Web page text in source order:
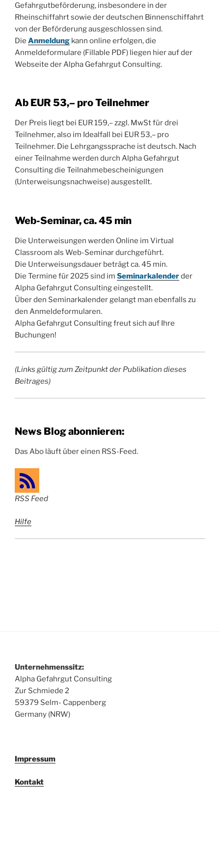
Gefahrgutbeförderung, insbesondere in der
Rheinschiffahrt sowie der deutschen Binnenschiffahrt
von der Beförderung ausgeschlossen sind.
Die Anmeldung kann online erfolgen, die
Anmeldeformulare (Fillable PDF) liegen hier auf der
Webseite der Alpha Gefahrgut Consulting.
Ab EUR 53,– pro Teilnehmer
Der Preis liegt bei EUR 159,– zzgl. MwSt für drei
Teilnehmer, also im Idealfall bei EUR 53,– pro
Teilnehmer. Die Lehrgangssprache ist deutsch. Nach
einer Teilnahme werden durch Alpha Gefahrgut
Consulting die Teilnahmebescheinigungen
(Unterweisungsnachweise) ausgestellt.
Web-Seminar, ca. 45 min
Die Unterweisungen werden Online im Virtual
Classroom als Web-Seminar durchgeführt.
Die Unterweisungsdauer beträgt ca. 45 min.
Die Termine für 2025 sind im Seminarkalenderder
Alpha Gefahrgut Consulting eingestellt.
Über den Seminarkalender gelangt man ebenfalls zu
den Anmeldeformularen.
Alpha Gefahrgut Consulting freut sich auf Ihre
Buchungen!
(Links gültig zum Zeitpunkt der Publikation dieses
Beitrages)
News Blog abonnieren:
Das Abo läuft über einen RSS-Feed.
RSS Feed
Hilfe
Unternehmenssitz:
Alpha Gefahrgut Consulting
Zur Schmiede 2
59379 Selm- Cappenberg
Germany (NRW)
Impressum
Kontakt